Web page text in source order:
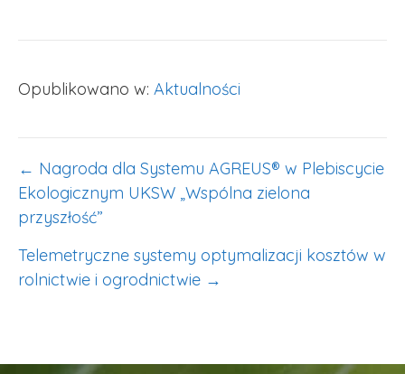
Opublikowano w: Aktualności
NAWIGACJA
WPISU
← Nagroda dla Systemu AGREUS® w Plebiscycie
Ekologicznym UKSW „Wspólna zielona
przyszłość”
Telemetryczne systemy optymalizacji kosztów w
rolnictwie i ogrodnictwie →